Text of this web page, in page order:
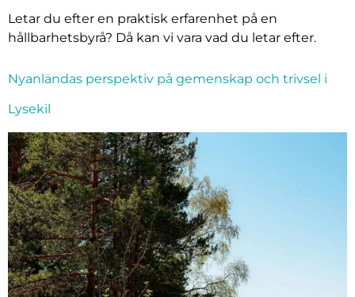
Letar du efter en praktisk erfarenhet på en
hållbarhetsbyrå? Då kan vi vara vad du letar efter.
Nyanländas perspektiv på gemenskap och trivsel i
Lysekil